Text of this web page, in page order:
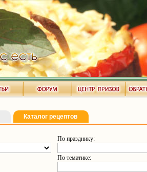
Каталог рецептов
По празднику:
По тематике: